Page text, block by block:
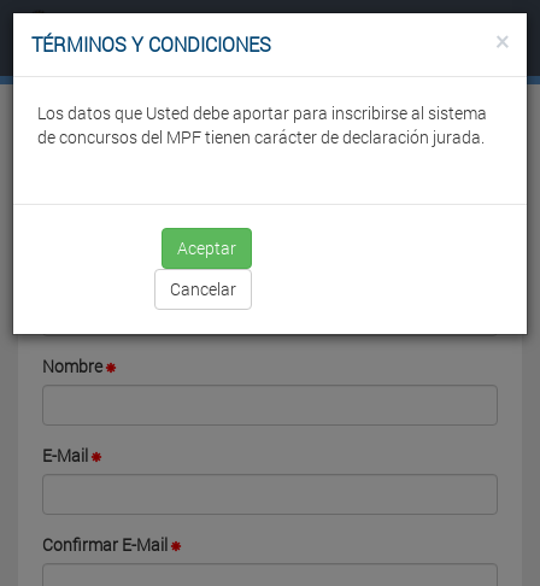
CONCURSOS
Nombre
E-Mail
Confirmar E-Mail
×
TÉRMINOS Y CONDICIONES
Los datos que Usted debe aportar para inscribirse al sistema
de concursos del MPF tienen carácter de declaración jurada.
Aceptar
Cancelar